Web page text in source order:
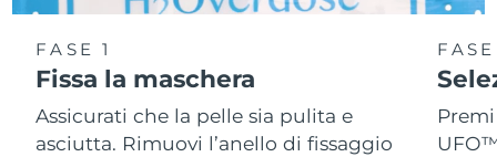
FASE 1
Fissa la maschera
Assicurati che la pelle sia pulita e
asciutta. Rimuovi l’anello di fissaggio